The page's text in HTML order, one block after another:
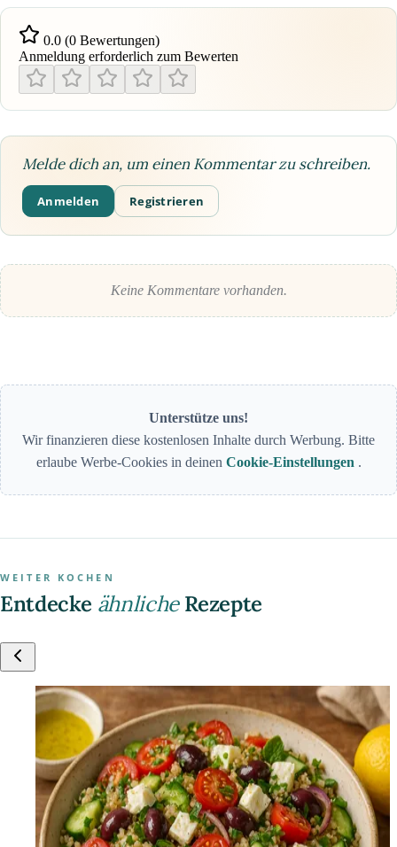
0.0 (0 Bewertungen)
Anmeldung erforderlich zum Bewerten
Melde dich an, um einen Kommentar zu schreiben.
Anmelden Registrieren
Keine Kommentare vorhanden.
Unterstütze uns!
Wir finanzieren diese kostenlosen Inhalte durch Werbung. Bitte
erlaube Werbe-Cookies in deinen Cookie-Einstellungen .
WEITER KOCHEN
Entdecke ähnlicheRezepte